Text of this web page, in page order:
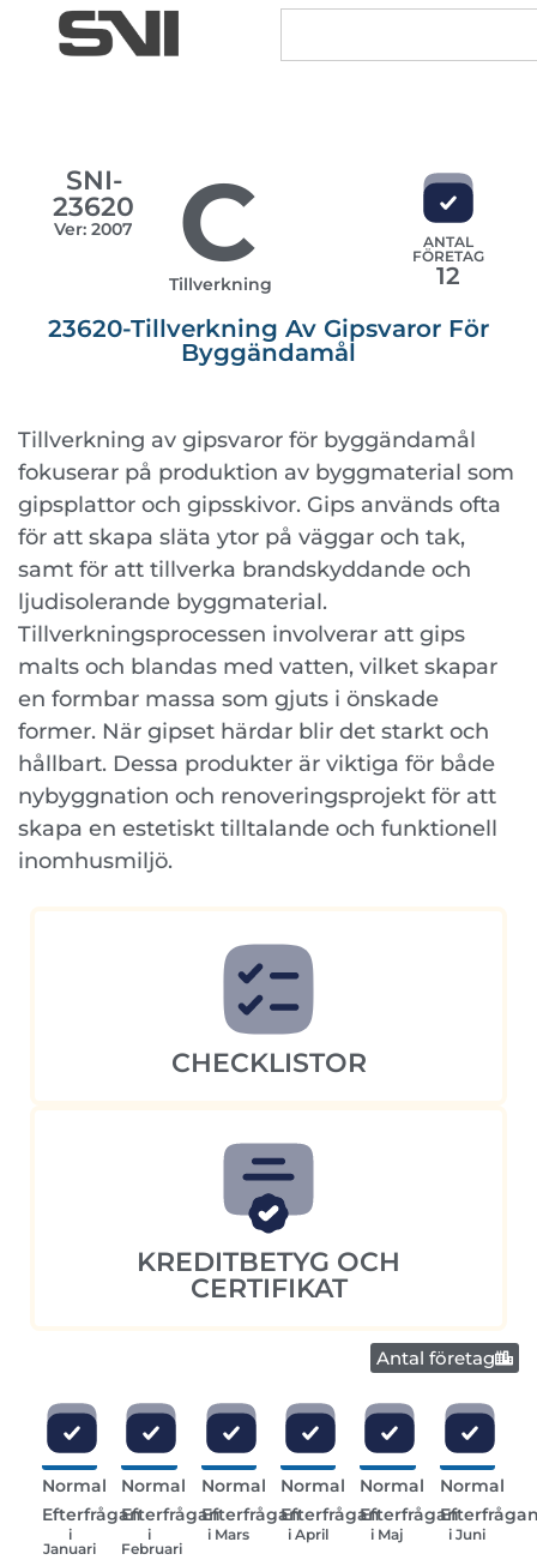
SNI-
23620
Ver: 2007 C
Tillverkning
ANTAL
FÖRETAG
12
23620-Tillverkning Av Gipsvaror För
Byggändamål
Tillverkning av gipsvaror för byggändamål
fokuserar på produktion av byggmaterial som
gipsplattor och gipsskivor. Gips används ofta
för att skapa släta ytor på väggar och tak,
samt för att tillverka brandskyddande och
ljudisolerande byggmaterial.
Tillverkningsprocessen involverar att gips
malts och blandas med vatten, vilket skapar
en formbar massa som gjuts i önskade
former. När gipset härdar blir det starkt och
hållbart. Dessa produkter är viktiga för både
nybyggnation och renoveringsprojekt för att
skapa en estetiskt tilltalande och funktionell
inomhusmiljö.
CHECKLISTOR
KREDITBETYG OCH
CERTIFIKAT
Antal företag
Normal
Efterfrågan
i
Januari
Normal
Efterfrågan
i
Februari
Normal
Efterfrågan
i Mars
Normal
Efterfrågan
i April
Normal
Efterfrågan
i Maj
Normal
i Juni